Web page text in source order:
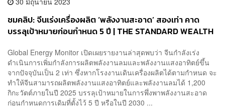
ชมคลิป: จีนเร่งเครื่องผลิต ‘พลังงานสะอาด’ สองเท่า คาด
บรรลุเป้าหมายก่อนกำหนด 5 ปี | THE STANDARD WEALTH
Global Energy Monitor เปิดเผยรายงานล่าสุดพบว่า จีนกำลังเร่ง
ดำเนินการเพิ่มกำลังการผลิตพลังงานลมและพลังงานแสงอาทิตย์ขึ้น
จากปัจจุบันเป็น 2 เท่า ซึ่งหากโรงงานเดินเครื่องผลิตได้ตามกำหนด จะ
ทำให้จีนสามารถผลิตพลังงานแสงอาทิตย์และพลังงานลมได้ 1,200
กิกะวัตต์ภายในปี 2025 บรรลุเป้าหมายในการพึ่งพาพลังงานสะอาด
ก่อนกำหนดการเดิมที่ตั้งไว้ 5 ปี หรือในปี 2030 ...